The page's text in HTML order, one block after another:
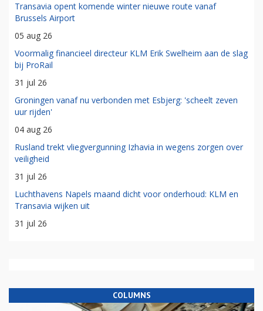
Transavia opent komende winter nieuwe route vanaf
Brussels Airport
05 aug 26
Voormalig financieel directeur KLM Erik Swelheim aan de slag
bij ProRail
31 jul 26
Groningen vanaf nu verbonden met Esbjerg: 'scheelt zeven
uur rijden'
04 aug 26
Rusland trekt vliegvergunning Izhavia in wegens zorgen over
veiligheid
31 jul 26
Luchthavens Napels maand dicht voor onderhoud: KLM en
Transavia wijken uit
31 jul 26
COLUMNS